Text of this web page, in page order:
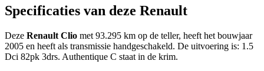
Specificaties van deze Renault
Deze Renault Clio met 93.295 km op de teller, heeft het bouwjaar
2005 en heeft als transmissie handgeschakeld. De uitvoering is: 1.5
Dci 82pk 3drs. Authentique C staat in de krim.